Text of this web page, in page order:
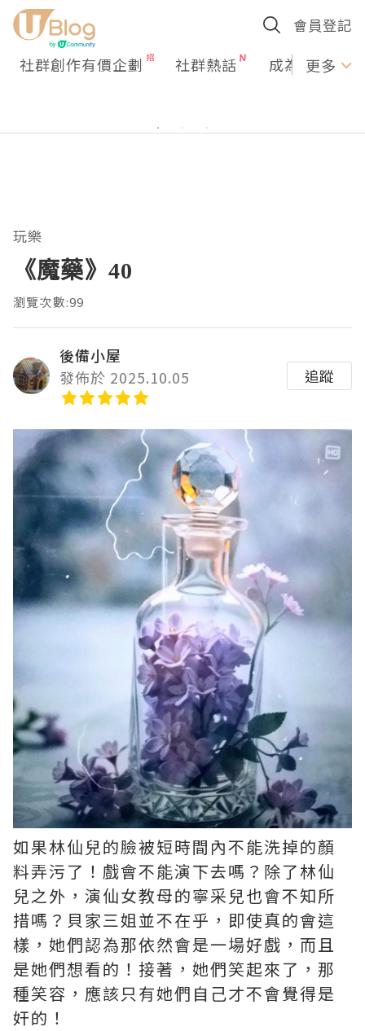
會員登記
社群創作有價企劃 社群熱話 成為U更多
玩樂
《魔藥》40
瀏覽次數:99
後備小屋
發佈於 2025.10.05
追蹤
如果林仙兒的臉被短時間內不能洗掉的顏
料弄污了！戲會不能演下去嗎？除了林仙
兒之外，演仙女教母的寧采兒也會不知所
措嗎？貝家三姐並不在乎，即使真的會這
樣，她們認為那依然會是一場好戲，而且
是她們想看的！接著，她們笑起來了，那
種笑容，應該只有她們自己才不會覺得是
奸的！